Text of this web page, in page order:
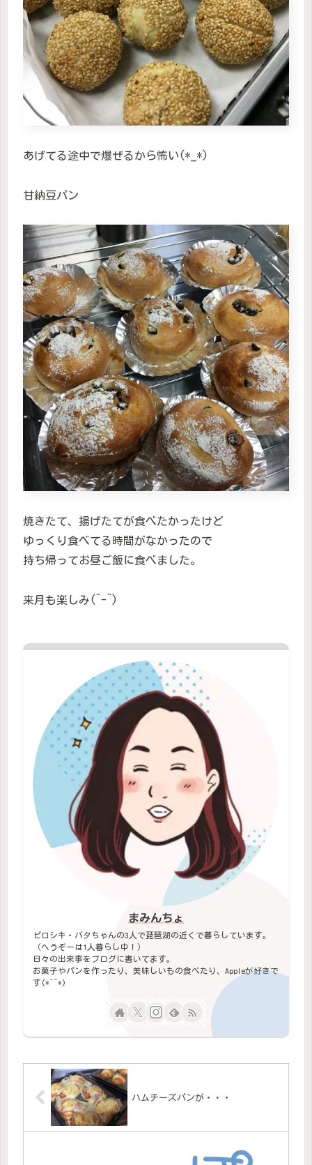
あげてる途中で爆ぜるから怖い(*_*)
甘納豆パン
焼きたて、揚げたてが食べたかったけど
ゆっくり食べてる時間がなかったので
持ち帰ってお昼ご飯に食べました。
来月も楽しみ(^-^)
まみんちょ
ピロシキ・バタちゃんの3人で琵琶湖の近くで暮らしています。
（へうぞーは1人暮らし中！）
日々の出来事をブログに書いてます。
お菓子やパンを作ったり、美味しいもの食べたり、Appleが好きで
す(*^^*)
ハムチーズパンが・・・